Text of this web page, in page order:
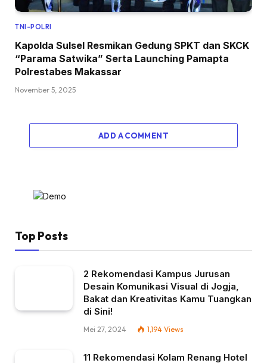
TNI-POLRI
Kapolda Sulsel Resmikan Gedung SPKT dan SKCK
“Parama Satwika” Serta Launching Pamapta
Polrestabes Makassar
November 5, 2025
ADD A COMMENT
Top Posts
2 Rekomendasi Kampus Jurusan
Desain Komunikasi Visual di Jogja,
Bakat dan Kreativitas Kamu Tuangkan
di Sini!
Mei 27, 2024 1,194 Views
11 Rekomendasi Kolam Renang Hotel